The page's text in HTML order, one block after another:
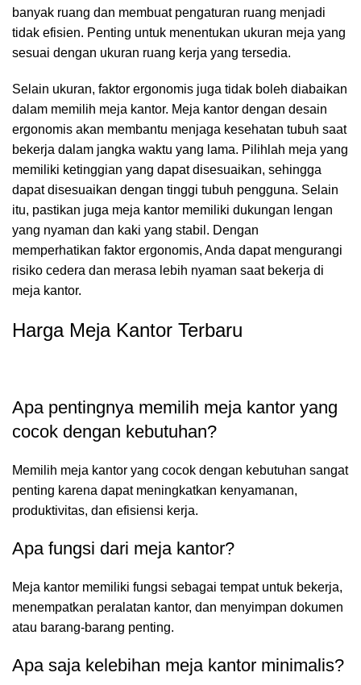
banyak ruang dan membuat pengaturan ruang menjadi
tidak efisien. Penting untuk menentukan ukuran meja yang
sesuai dengan ukuran ruang kerja yang tersedia.
Selain ukuran, faktor ergonomis juga tidak boleh diabaikan
dalam memilih meja kantor. Meja kantor dengan desain
ergonomis akan membantu menjaga kesehatan tubuh saat
bekerja dalam jangka waktu yang lama. Pilihlah meja yang
memiliki ketinggian yang dapat disesuaikan, sehingga
dapat disesuaikan dengan tinggi tubuh pengguna. Selain
itu, pastikan juga meja kantor memiliki dukungan lengan
yang nyaman dan kaki yang stabil. Dengan
memperhatikan faktor ergonomis, Anda dapat mengurangi
risiko cedera dan merasa lebih nyaman saat bekerja di
meja kantor.
Harga Meja Kantor Terbaru
Apa pentingnya memilih meja kantor yang
cocok dengan kebutuhan?
Memilih meja kantor yang cocok dengan kebutuhan sangat
penting karena dapat meningkatkan kenyamanan,
produktivitas, dan efisiensi kerja.
Apa fungsi dari meja kantor?
Meja kantor memiliki fungsi sebagai tempat untuk bekerja,
menempatkan peralatan kantor, dan menyimpan dokumen
atau barang-barang penting.
Apa saja kelebihan meja kantor minimalis?